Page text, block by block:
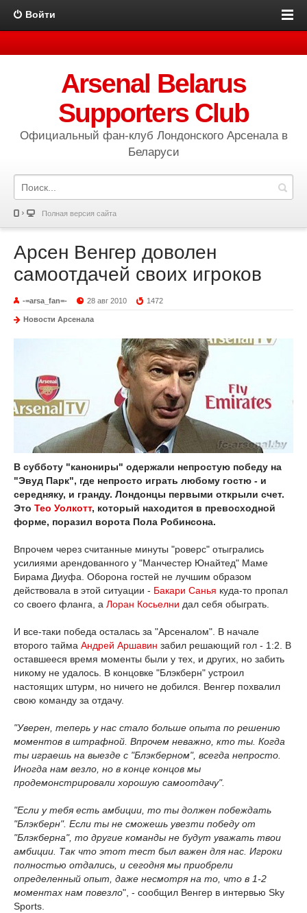
Войти
Arsenal Belarus
Supporters Club
Официальный фан-клуб Лондонского Арсенала в
Беларуси
Полная версия сайта
Арсен Венгер доволен
самоотдачей своих игроков
-=arsa_fan=- 28 авг 2010 1472
Новости Арсенала
В субботу "канониры" одержали непростую победу на
"Эвуд Парк", где непросто играть любому гостю - и
середняку, и гранду. Лондонцы первыми открыли счет.
Это Тео Уолкотт, который находится в превосходной
форме, поразил ворота Пола Робинсона.
Впрочем через считанные минуты "роверс" отыгрались
усилиями арендованного у "Манчестер Юнайтед" Маме
Бирама Диуфа. Оборона гостей не лучшим образом
действовала в этой ситуации - Бакари Санья куда-то пропал
со своего фланга, а Лоран Косьелни дал себя обыграть.
И все-таки победа осталась за "Арсеналом". В начале
второго тайма Андрей Аршавин забил решающий гол - 1:2. В
оставшееся время моменты были у тех, и других, но забить
никому не удалось. В концовке "Блэкберн" устроил
настоящих штурм, но ничего не добился. Венгер похвалил
свою команду за отдачу.
"Уверен, теперь у нас стало больше опыта по решению
моментов в штрафной. Впрочем неважно, кто ты. Когда
ты играешь на выезде с "Блэкберном", всегда непросто.
Иногда нам везло, но в конце концов мы
продемонстрировали хорошую самоотдачу".
"Если у тебя есть амбиции, то ты должен побеждать
"Блэкберн". Если ты не сможешь увезти победу от
"Блэкберна", то другие команды не будут уважать твои
амбиции. Так что этот тест был важен для нас. Игроки
полностью отдались, и сегодня мы приобрели
определенный опыт, даже несмотря на то, что в 1-2
моментах нам повезло", - сообщил Венгер в интервью Sky
Sports.